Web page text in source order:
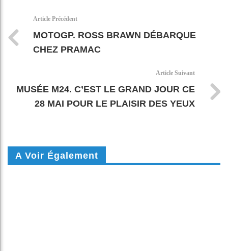
Article Précédent
MOTOGP. ROSS BRAWN DÉBARQUE
CHEZ PRAMAC
Article Suivant
MUSÉE M24. C’EST LE GRAND JOUR CE
28 MAI POUR LE PLAISIR DES YEUX
A Voir Également